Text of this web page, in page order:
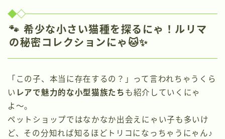
🐾 希少な小さい猫種を探るにゃ！ルリマ
の秘密コレクションにゃ🐱✨
「この子、本当に存在するの？」って言われちゃうくら
い レアで魅力的な小型猫族たち も紹介していくにゃ
よ〜。
ペットショップではなかなか出会えにゃい子も多いけ
ど、その分知れば知るほどトリコになっちゃうにゃん♪